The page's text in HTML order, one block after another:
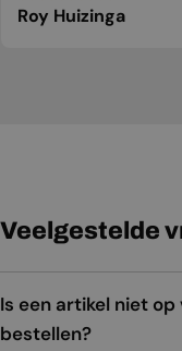
Roy Huizinga
Veelgestelde
Is een artikel niet
bestellen?